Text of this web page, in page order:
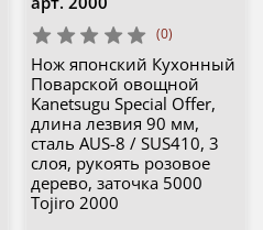
(0)
Нож японский Кухонный
Поварской овощной
Kanetsugu Special Offer,
длина лезвия 90 мм,
сталь AUS-8 / SUS410, 3
слоя, рукоять розовое
дерево, заточка 5000
Tojiro 2000